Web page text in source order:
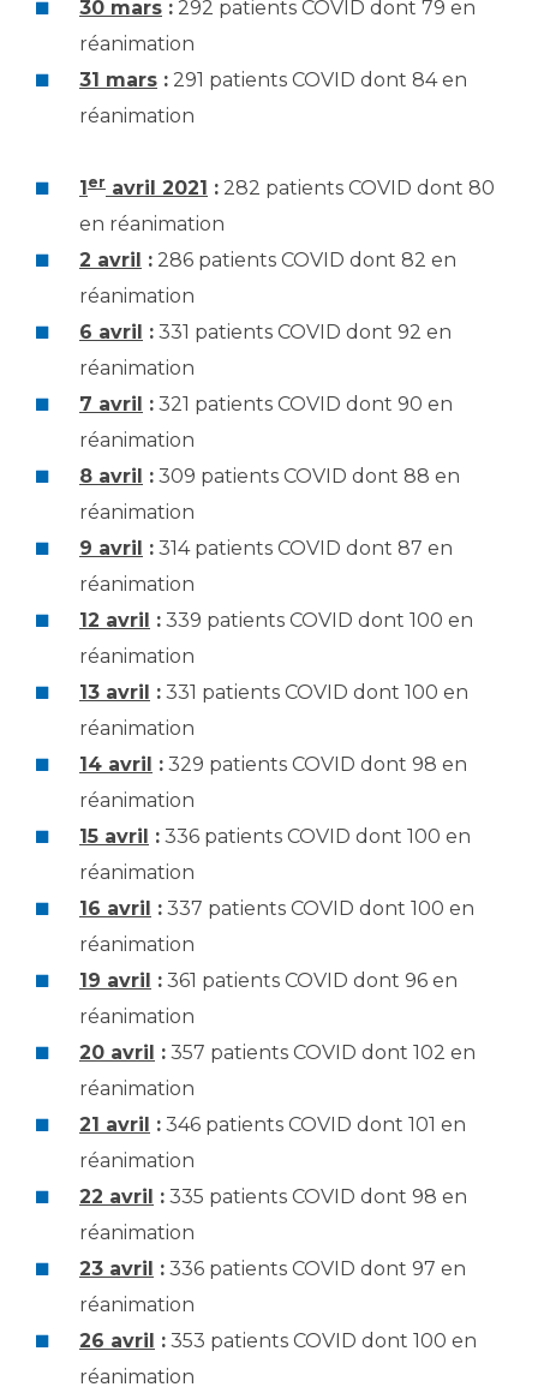
30 mars : 292 patients COVID dont 79 en
réanimation
31 mars : 291 patients COVID dont 84 en
réanimation
1er avril 2021 : 282 patients COVID dont 80
en réanimation
2 avril : 286 patients COVID dont 82 en
réanimation
6 avril : 331 patients COVID dont 92 en
réanimation
7 avril : 321 patients COVID dont 90 en
réanimation
8 avril : 309 patients COVID dont 88 en
réanimation
9 avril : 314 patients COVID dont 87 en
réanimation
12 avril : 339 patients COVID dont 100 en
réanimation
13 avril : 331 patients COVID dont 100 en
réanimation
14 avril : 329 patients COVID dont 98 en
réanimation
15 avril : 336 patients COVID dont 100 en
réanimation
16 avril : 337 patients COVID dont 100 en
réanimation
19 avril : 361 patients COVID dont 96 en
réanimation
20 avril : 357 patients COVID dont 102 en
réanimation
21 avril : 346 patients COVID dont 101 en
réanimation
22 avril : 335 patients COVID dont 98 en
réanimation
23 avril : 336 patients COVID dont 97 en
réanimation
26 avril : 353 patients COVID dont 100 en
réanimation